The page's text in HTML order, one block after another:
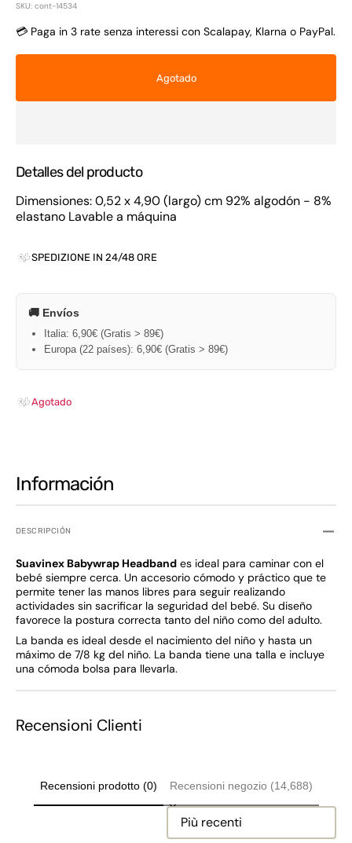
Información
DESCRIPCIÓN
Suavinex Babywrap Headband es ideal para caminar con el
bebé siempre cerca. Un accesorio cómodo y práctico que te
permite tener las manos libres para seguir realizando
actividades sin sacrificar la seguridad del bebé. Su diseño
favorece la postura correcta tanto del niño como del adulto.
La banda es ideal desde el nacimiento del niño y hasta un
máximo de 7/8 kg del niño. La banda tiene una talla e incluye
una cómoda bolsa para llevarla.
Recensioni Clienti
Recensioni prodotto (0) Recensioni negozio (14,688)
Sort reviews by
SKU: cont-14534
💳 Paga in 3 rate senza interessi con Scalapay, Klarna o PayPal.
Agotado
Detalles del producto
Dimensiones: 0,52 x 4,90 (largo) cm 92% algodón - 8%
elastano Lavable a máquina
SPEDIZIONE IN 24/48 ORE
🚚 Envíos
Italia: 6,90€ (Gratis > 89€)
Europa (22 países): 6,90€ (Gratis > 89€)
Agotado